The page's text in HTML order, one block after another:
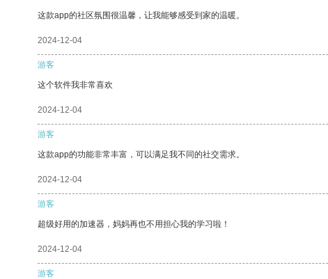
这款app的社区氛围很温馨，让我能够感受到家的温暖。
2024-12-04
游客
这个软件我非常喜欢
2024-12-04
游客
这款app的功能非常丰富，可以满足我不同的社交需求。
2024-12-04
游客
超级好用的加速器，妈妈再也不用担心我的学习啦！
2024-12-04
游客